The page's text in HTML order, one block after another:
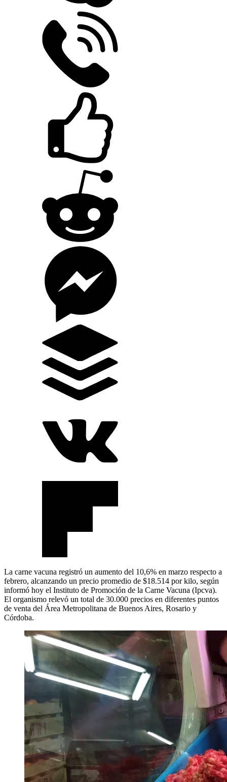
La carne vacuna registró un aumento del 10,6% en marzo respecto a
febrero, alcanzando un precio promedio de $18.514 por kilo, según
informó hoy el Instituto de Promoción de la Carne Vacuna (Ipcva).
El organismo relevó un total de 30.000 precios en diferentes puntos
de venta del Área Metropolitana de Buenos Aires, Rosario y
Córdoba.